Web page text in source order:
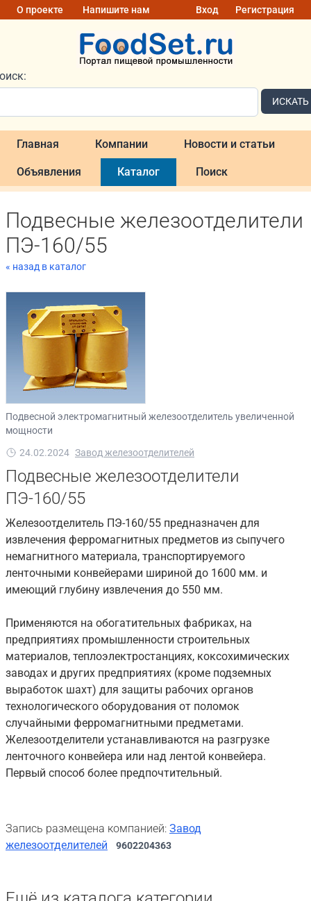
О проекте Напишите нам Вход Регистрация
ИСКАТЬ
Главная Компании Новости и статьи
Объявления Каталог Поиск
Подвесные железоотделители
ПЭ-160/55
« назад в каталог
Подвесной электромагнитный железоотделитель увеличенной
мощности
24.02.2024 Завод железоотделителей
Подвесные железоотделители
ПЭ-160/55
Железоотделитель ПЭ-160/55 предназначен для
извлечения ферромагнитных предметов из сыпучего
немагнитного материала, транспортируемого
ленточными конвейерами шириной до 1600 мм. и
имеющий глубину извлечения до 550 мм.
Применяются на обогатительных фабриках, на
предприятиях промышленности строительных
материалов, теплоэлектростанциях, коксохимических
заводах и других предприятиях (кроме подземных
выработок шахт) для защиты рабочих органов
технологического оборудования от поломок
случайными ферромагнитными предметами.
Железоотделители устанавливаются на разгрузке
ленточного конвейера или над лентой конвейера.
Первый способ более предпочтительный.
Запись размещена компанией: Завод
железоотделителей
9602204363